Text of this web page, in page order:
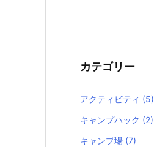
カテゴリー
アクティビティ (5)
キャンプハック (2)
キャンプ場 (7)